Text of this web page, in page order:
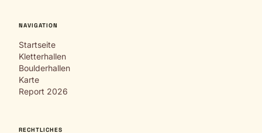
NAVIGATION
Startseite
Kletterhallen
Boulderhallen
Karte
Report 2026
RECHTLICHES